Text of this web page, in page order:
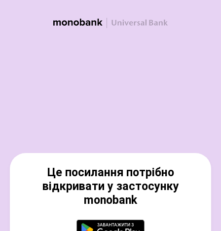
Це посилання потрібно
відкривати у застосунку
monobank